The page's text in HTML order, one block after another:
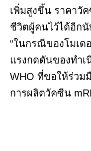
เพิ่มสูงขึ้น ราคาวั
ชีวิตผู้คนไว้ได้อีกนั
“ในกรณีของโมเด
แรงกดดันของทำเ
WHO ที่ขอให้ร่วม
การผลิตวัคซีน